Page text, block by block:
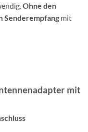
Ohne den
Senderempfang mit
mit